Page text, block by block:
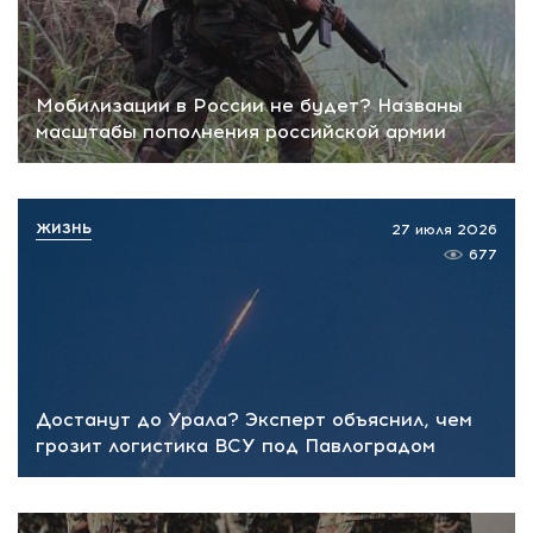
Мобилизации в России не будет? Названы
масштабы пополнения российской армии
Достанут до Урала? Эксперт объяснил, чем
грозит логистика ВСУ под Павлоградом
27 июля 2026
677
ЖИЗНЬ